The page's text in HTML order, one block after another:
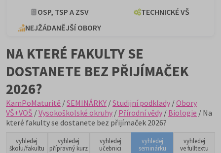
OSP, TSP A ZSV
TECHNICKÉ VŠ
NEJŽÁDANĚJŠÍ OBORY
NA KTERÉ FAKULTY SE
DOSTANETE BEZ PŘIJÍMAČEK
2026?
KamPoMaturitě /SEMINÁRKY /Studijní podklady /Obory
VŠ+VOŠ /Vysokoškolské okruhy / Přírodní vědy / Biologie / Na
které fakulty se dostanete bez přijímaček 2026?
vyhledej
školu/fakultu
vyhledej
přípravný kurz
vyhledej
učebnici
vyhledej
seminárku
vyhledej
ve fulltextu